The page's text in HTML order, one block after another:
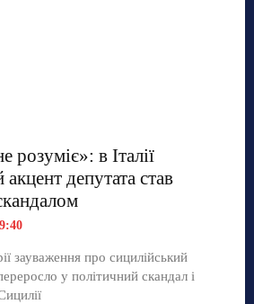
розуміє»: в Італії
акцент депутата став
зауваження про сицилійський
у політичний скандал і